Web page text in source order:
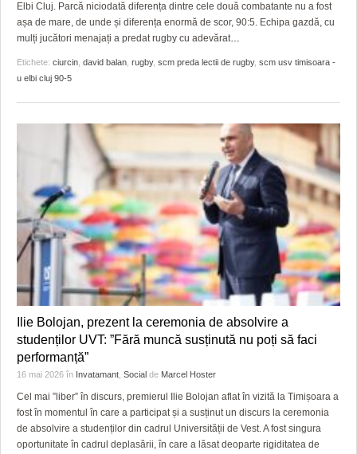
Elbi Cluj. Parcă niciodată diferența dintre cele două combatante nu a fost
așa de mare, de unde și diferența enormă de scor, 90:5. Echipa gazdă, cu
mulți jucători menajați a predat rugby cu adevărat
Etichete: ciurcin david balan rugby, scm preda lectii de rugby, scm usv timisoara -
u elbi cluj 90-5
Ilie Bolojan, prezent la ceremonia de absolvire a
studenților UVT: ”Fără muncă susținută nu poți să faci
performanță”
16 mai 2026 în Invatamant Social de Marcel Hoster
Cel mai ”liber” în discurs, premierul Ilie Bolojan aflat în vizită la Timișoara a
fost în momentul în care a participat și a susținut un discurs la ceremonia
de absolvire a studenților din cadrul Universității de Vest. A fost singura
oportunitate în cadrul deplasării, în care a lăsat deoparte rigiditatea de